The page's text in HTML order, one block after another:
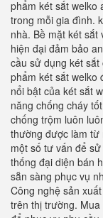
phẩm két sắt welko
trong mỗi gia đình.
nhà. Bề mặt két sắt
hiện đại đảm bảo
cầu sử dụng két
phẩm két sắt welko
nổi bật của két sắt
năng chống cháy
chống trộm luôn
thường được làm từ
một số tư vấn để
thống đại diện bán
sẵn sàng phục vụ
Công nghệ sản
trên thị trường.